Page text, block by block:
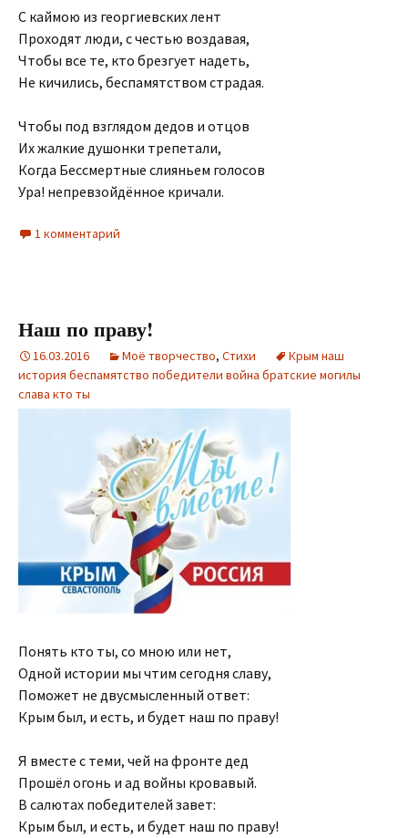
С каймою из георгиевских лент
Проходят люди, с честью воздавая,
Чтобы все те, кто брезгует надеть,
Не кичились, беспамятством страдая.
Чтобы под взглядом дедов и отцов
Их жалкие душонки трепетали,
Когда Бессмертные слияньем голосов
Ура! непревзойдённое кричали.
1 комментарий
Наш по праву!
16.03.2016 Моё творчество, Стихи
Крым наш
история беспамятство победители война братские могилы
слава кто ты
Понять кто ты, со мною или нет,
Одной истории мы чтим сегодня славу,
Поможет не двусмысленный ответ:
Крым был, и есть, и будет наш по праву!
Я вместе с теми, чей на фронте дед
Прошёл огонь и ад войны кровавый.
В салютах победителей завет:
Крым был, и есть, и будет наш по праву!